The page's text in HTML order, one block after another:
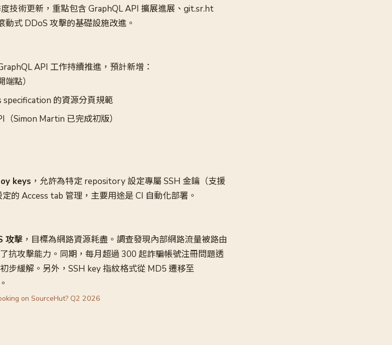
技術更新，重點包含 GraphQL API 擴展進展、git.sr.ht
式 DDoS 攻擊的基礎設施改進。
API 工作持續推進，預計新增：
端點）
的資源分頁規範
Simon Martin 已完成初版）
keys ，允許為特定 repository 設定專屬 SSH 金鑰（支援
的 Access tab 管理，主要用途是 CI 自動化部署。
攻擊 ，目標為網路資源耗盡。調查發現內部網路流量被路由
抗攻擊能力。同期，每月超過 300 起詐騙帳號注冊問題透
步緩解。另外，SSH key 指紋格式從 MD5 遷移至
on SourceHut? Q2 2026